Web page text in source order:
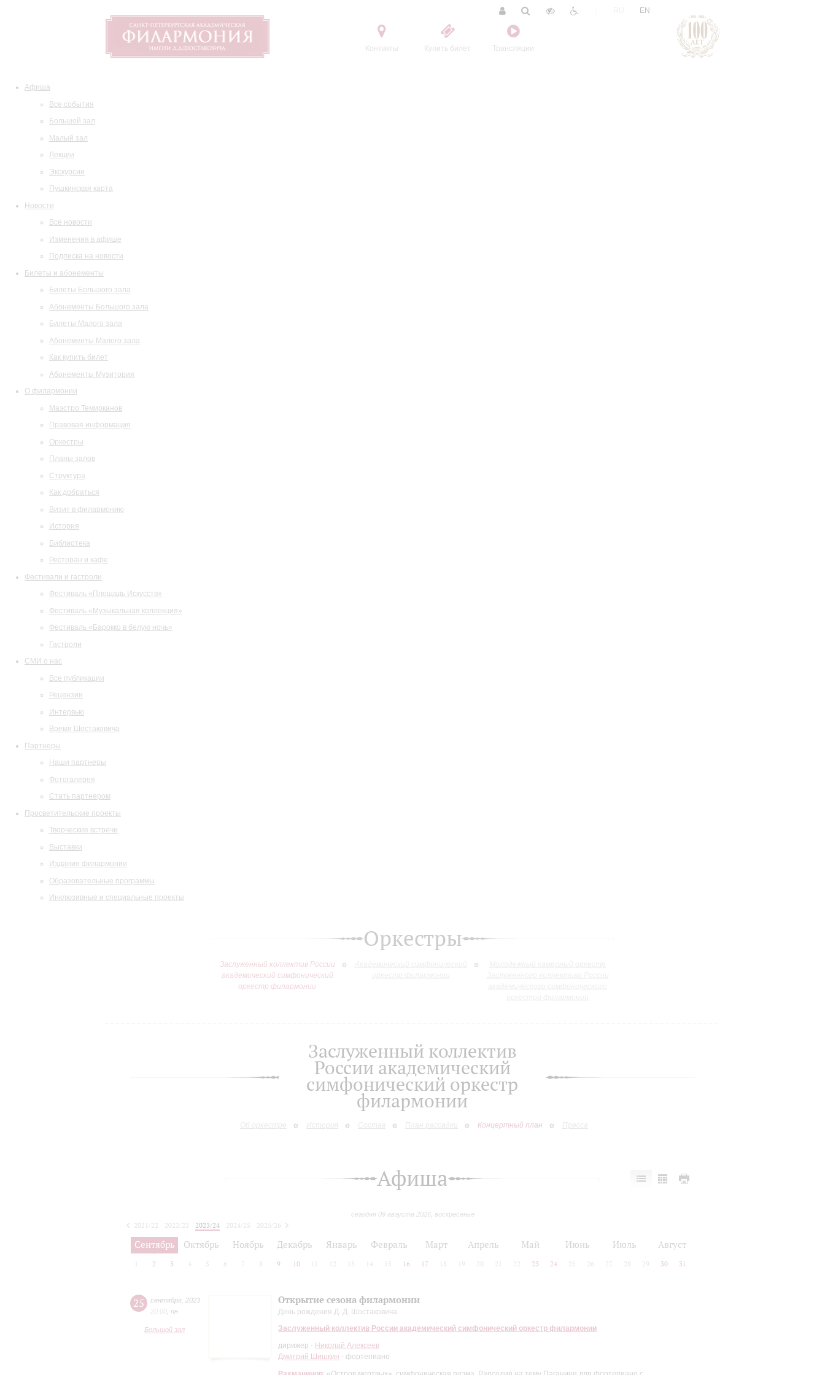
Контакты Купить билет Трансляции
EN
Афиша
Все события
Большой зал
Малый зал
Лекции
Экскурсии
Пушкинская карта
Новости
Все новости
Изменения в афише
Подписка на новости
Билеты и абонементы
Билеты Большого зала
Абонементы Большого зала
Билеты Малого зала
Абонементы Малого зала
Как купить билет
Абонементы Музитория
О филармонии
Маэстро Темирканов
Правовая информация
Оркестры
Планы залов
Структура
Как добраться
Визит в филармонию
История
Библиотека
Ресторан и кафе
Фестивали и гастроли
Фестиваль «Площадь Искусств»
Фестиваль «Музыкальная коллекция»
Фестиваль «Барокко в белую ночь»
Гастроли
СМИ о нас
Все публикации
Рецензии
Интервью
Время Шостаковича
Партнеры
Наши партнеры
Фотогалерея
Стать партнером
Просветительские проекты
Творческие встречи
Выставки
Издания филармонии
Образовательные программы
Инклюзивные и специальные проекты
Оркестры
Заслуженный коллектив России
академический симфонический
оркестр филармонии
Заслуженный коллектив
России академический
симфонический оркестр
филармонии
Об оркестре История Состав План рассадки Концертный план Пресса
Афиша
сегодня 09 августа 2026, воскресенье
2021/22 2022/23 2023/24 2024/25
2025/26
2026/27
Сентябрь Октябрь Ноябрь Декабрь Январь Февраль Март Апрель Май Июнь Июль Август
2 3 4 5 6 7 8 9 10 12 13 14 15 16 17 18 19 20 21 22 23 24 25 26 27 28 29 30 31
25 сентября 2023
20:00 пн
Большой зал
Открытие сезона филармонии
День рождения Д. Д. Шостаковича
Заслуженный коллектив России академический симфонический оркестр филармонии
дирижер - Николай Алексеев
Дмитрий Шишкин - фортепиано